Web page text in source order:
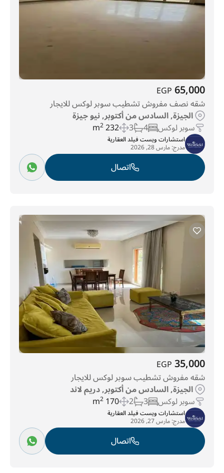
65,000
EGP
شقه نصف مفروش تشطيب سوبر لوكس للايجار
الجيزة, السادس من أكتوبر, نيو جيزة
سوبر لوكس 4
3
232 m
2
استشارات ويست فيلد العقارية
مدرج:مارس 28, 2026
اتصال
35,000
EGP
شقه مفروش تشطيب سوبر لوكس للايجار
الجيزة, السادس من أكتوبر, دريم لاند
سوبر لوكس 3
2
170 m
2
استشارات ويست فيلد العقارية
مدرج:مارس 27, 2026
اتصال